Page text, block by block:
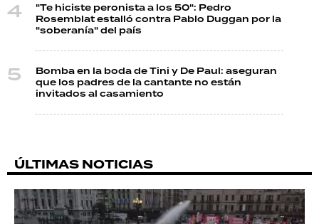
"Te hiciste peronista a los 50": Pedro
Rosemblat estalló contra Pablo Duggan por la
"soberanía" del país
Bomba en la boda de Tini y De Paul: aseguran
que los padres de la cantante no están
invitados al casamiento
ÚLTIMAS NOTICIAS